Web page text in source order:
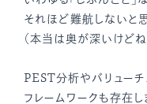
それほど難航しないと思
（本当は奥が深いけど
PEST分析やバリューチ
フレームワークも存在し